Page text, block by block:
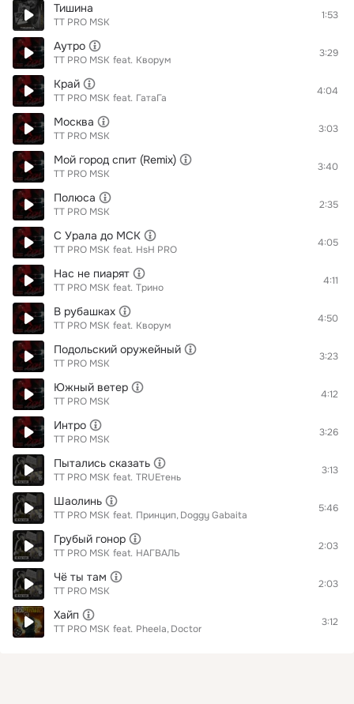
Тишина
TT PRO MSK
1:53
Аутро
TT PRO MSK feat. Кворум
3:29
Край
TT PRO MSK feat. ГатаГа
4:04
Москва
TT PRO MSK
3:03
Мой город спит (Remix)
TT PRO MSK
3:40
Полюса
TT PRO MSK
2:35
С Урала до МСК
TT PRO MSK feat. HsH PRO
4:05
Нас не пиарят
TT PRO MSK feat. Трино
4:11
В рубашках
TT PRO MSK feat. Кворум
4:50
Подольский оружейный
TT PRO MSK
3:23
Южный ветер
TT PRO MSK
4:12
Интро
TT PRO MSK
3:26
Пытались сказать
TT PRO MSK feat. TRUEтень
3:13
Шаолинь
TT PRO MSK feat. Принцип Doggy Gabaita
5:46
Грубый гонор
TT PRO MSK feat. НАГВАЛЬ
2:03
Чё ты там
TT PRO MSK
2:03
Хайп
TT PRO MSK feat. Pheela Doctor
3:12